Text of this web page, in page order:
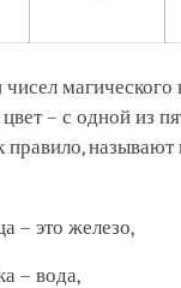
магического
– с одной из
правило, называют
– это железо,
– вода,